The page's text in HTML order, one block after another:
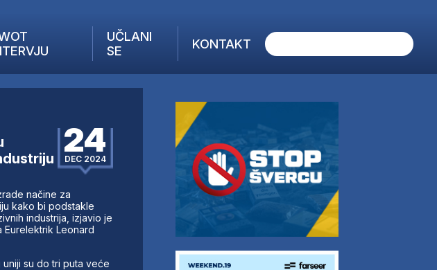
UČLANI
SE
KONTAKT
24
DEC 2024
načine za
kako bi podstakle
industrija, izjavio je
Leonard
su do tri puta veće